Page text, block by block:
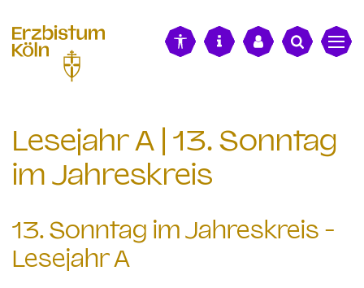
Lesejahr A | 13. Sonntag
im Jahreskreis
13. Sonntag im Jahreskreis -
Lesejahr A